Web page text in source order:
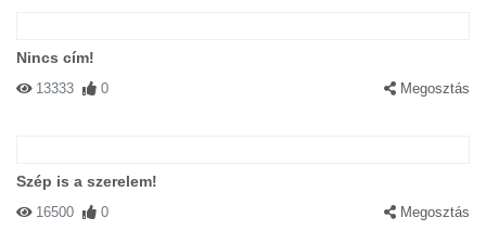
Nincs cím!
13333 0 Megosztás
Szép is a szerelem!
16500 0 Megosztás